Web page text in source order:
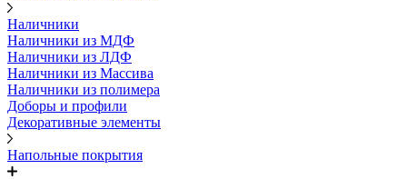
Наличники
Наличники из МДФ
Наличники из ЛДФ
Наличники из Массива
Наличники из полимера
Доборы и профили
Декоративные элементы
Напольные покрытия